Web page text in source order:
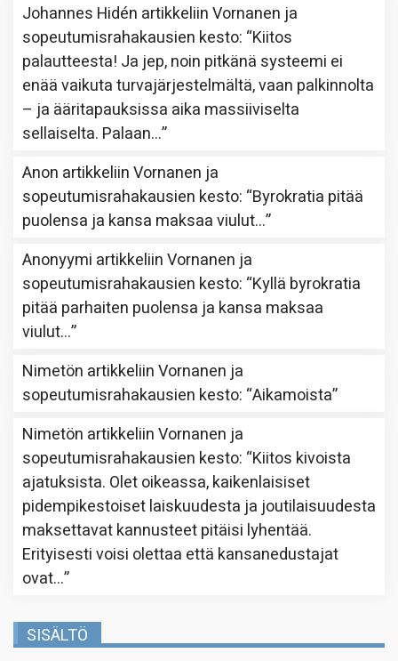
Johannes Hidén artikkeliinVornanen ja
sopeutumisrahakausien kesto: “Kiitos
palautteesta! Ja jep, noin pitkänä systeemi ei
enää vaikuta turvajärjestelmältä, vaan palkinnolta
– ja ääritapauksissa aika massiiviselta
sellaiselta. Palaan…”
Anon artikkeliinVornanen ja
sopeutumisrahakausien kesto: “Byrokratia pitää
puolensa ja kansa maksaa viulut…”
Anonyymi artikkeliinVornanen ja
sopeutumisrahakausien kesto: “Kyllä byrokratia
pitää parhaiten puolensa ja kansa maksaa
viulut…”
Nimetön artikkeliinVornanen ja
sopeutumisrahakausien kesto: “Aikamoista”
Nimetön artikkeliinVornanen ja
sopeutumisrahakausien kesto: “Kiitos kivoista
ajatuksista. Olet oikeassa, kaikenlaisiset
pidempikestoiset laiskuudesta ja joutilaisuudesta
maksettavat kannusteet pitäisi lyhentää.
Erityisesti voisi olettaa että kansanedustajat
ovat…”
SISÄLTÖ